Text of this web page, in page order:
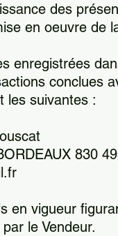
des
en oeuvre de
enregistrées
conclues
les suivantes :
830
en vigueur
le Vendeur.